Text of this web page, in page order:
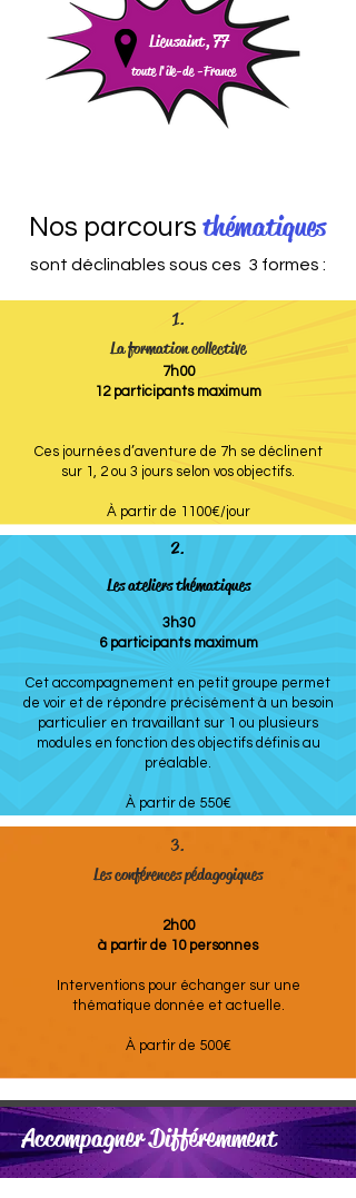
toute l'île-de -France
Lieusaint, 77
Nos parcours thématiques
sont déclinables sous ces 3 formes :
1.
La formation collective
7h00
12 participants maximum
Ces journées d’aventure de 7h se déclinent
sur 1, 2 ou 3 jours selon vos objectifs.
À partir de 1100€/jour
2.
Les ateliers thématiques
3h30
6 participants maximum
Cet accompagnement en petit groupe permet
de voir et de répondre précisément à un besoin
particulier en travaillant sur 1 ou plusieurs
modules en fonction des objectifs définis au
préalable.
À partir de 550€
3.
Les conférences pédagogiques
2h00
à partir de 10 personnes
Interventions pour échanger sur une
thématique donnée et actuelle.
À partir de 500€
Accompagner Différemment